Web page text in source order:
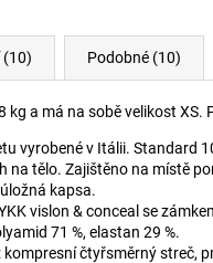
(10) Podobné (10)
kg a má na sobě velikost
vyrobené v Itálii. Standard
na tělo. Zajištěno na místě
kapsa.
vislon & conceal se
71 %, elastan 29 %.
čtyřsměrný streč,